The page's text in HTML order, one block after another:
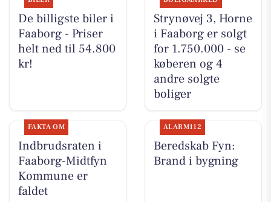
De billigste biler i
Faaborg - Priser
helt ned til 54.800
kr!
Strynøvej 3, Horne
i Faaborg er solgt
for 1.750.000 - se
køberen og 4
andre solgte
boliger
FAKTA OM
Indbrudsraten i
Faaborg-Midtfyn
Kommune er
faldet
ALARM112
Beredskab Fyn:
Brand i bygning